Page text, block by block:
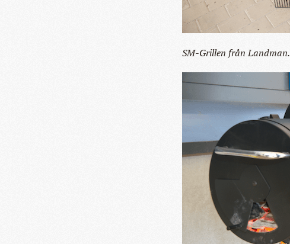
SM-Grillen från Landman.